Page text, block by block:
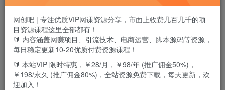
免费项目 会员项目 赚钱必看
网创吧 | 专注优质VIP网课资源分享，市面上收费几百几千的项
目资源课程这里全部都有！
🔰 内容涵盖网赚项目、引流技术、电商运营、脚本源码等资源，
每日稳定更新10-20优质付费资源课程！
🔰 本站VIP 限时特惠，￥28/月，￥98/年 (推广佣金50%)，
￥198/永久 (推广佣金80%)，全站资源免费下载，每天更新，欢
迎加入！